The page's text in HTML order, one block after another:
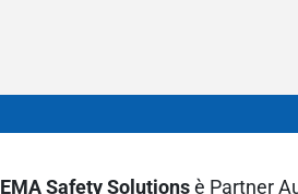
EMA Safety Solutionsè Partner